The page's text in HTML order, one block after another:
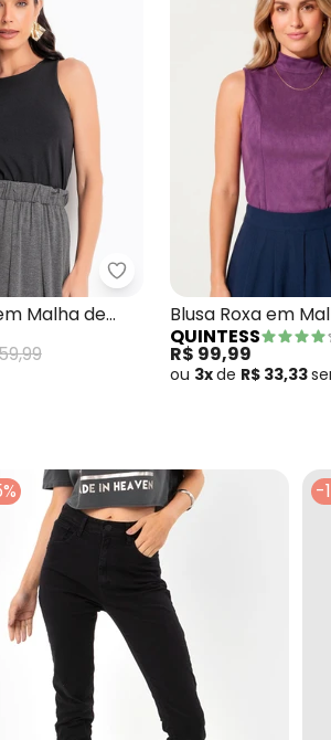
em MoletinhoQuintess - Blusa Preta
Malha de
Blusa Roxa em
QUINTESS
R$ 99,99
ou 3xde R$ 33,33
-